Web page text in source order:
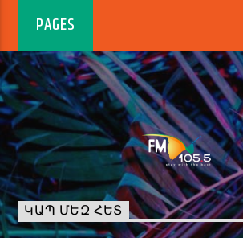
PAGES
ԿԱՊ ՄԵԶ ՀԵՏ